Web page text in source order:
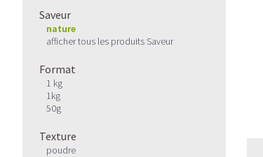
Saveur
nature
afficher tous les produits Saveur
Format
1 kg
1kg
50g
Texture
poudre